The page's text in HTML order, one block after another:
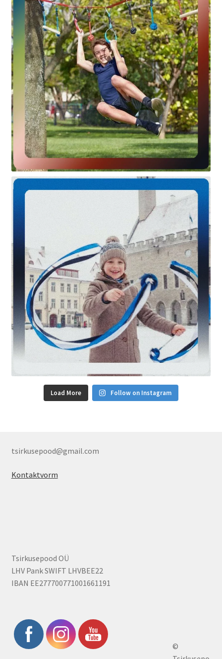
Load More Follow on Instagram
tsirkusepood@gmail.com
Kontaktvorm
Tsirkusepood OÜ
LHV Pank SWIFT LHVBEE22
IBAN EE277700771001661191
©